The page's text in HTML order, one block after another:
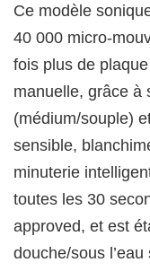
Ce modèle
40 000 micro-
fois plus de
manuelle, grâce à
(médium/souple)
sensible,
minuterie
toutes les 30
approved, et est
douche/sous